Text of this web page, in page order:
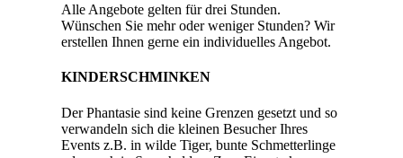
Alle Angebote gelten für drei Stunden.
Wünschen Sie mehr oder weniger Stunden? Wir
erstellen Ihnen gerne ein individuelles Angebot.
KINDERSCHMINKEN
Der Phantasie sind keine Grenzen gesetzt und so
verwandeln sich die kleinen Besucher Ihres
Events z.B. in wilde Tiger, bunte Schmetterlinge